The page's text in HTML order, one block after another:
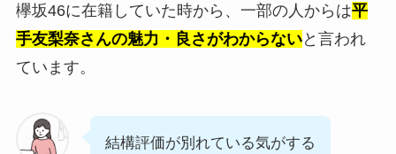
欅坂46に在籍していた時から、一部の人からは平
手友梨奈さんの魅力・良さがわからないと言われ
ています。
結構評価が別れている気がする